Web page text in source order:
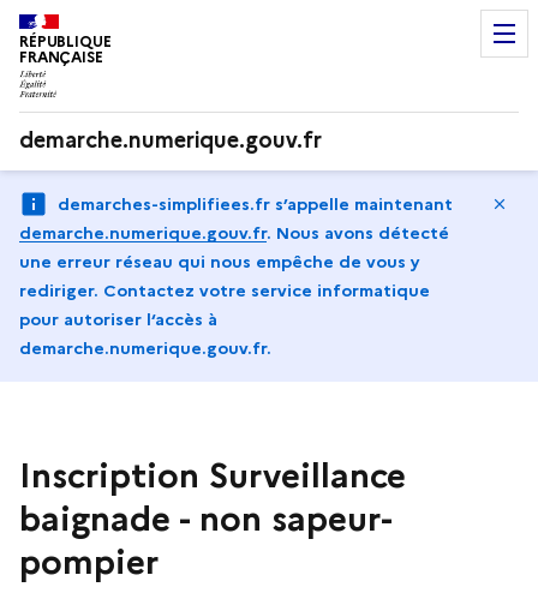
RÉPUBLIQUE
FRANÇAISE
demarche.numerique.gouv.fr
demarches-simplifiees.fr s’appelle maintenant
demarche.numerique.gouv.fr. Nous avons détecté
une erreur réseau qui nous empêche de vous y
rediriger. Contactez votre service informatique
pour autoriser l‘accès à
demarche.numerique.gouv.fr.
Inscription Surveillance
baignade - non sapeur-
pompier